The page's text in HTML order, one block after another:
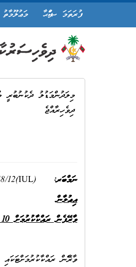
ފުރަތަމަ ޞަފްޙާ މަޢުލޫމާތު
މިލަދުންމަޑުލު ދެކުނުބުރީ
ދިވެހިރާއްޖެ
ނަމްބަރ:
(IUL)290/290/2018/12
އިޢުލާން
ވާރޭފެން ރައްކާކުރުމަށް 10 ކަޅުހަން ބަހައްޓައިދޭނެ ފަރާތެއް ހޯދުމާއިގުޅޭ: